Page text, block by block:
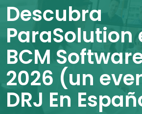
Descubra
ParaSolution
BCM
2026 (un
DRJ En